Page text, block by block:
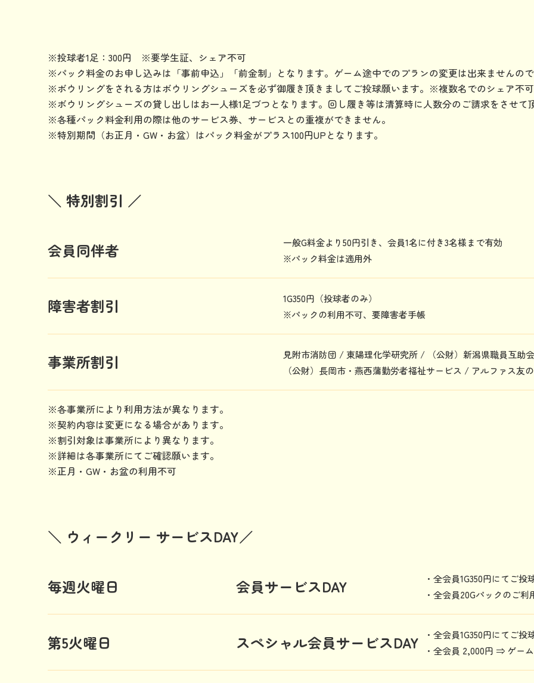
※投球者1足：300円 ※要学生証、シェア不可
※パック料金のお申し込みは「事前申込」「前金制」となります。ゲーム途中でのプランの変更は出来ませんので
※ボウリングをされる方はボウリングシューズを必ず御履き頂きましてご投球願います。※複数名でのシェア不可
※ボウリングシューズの貸し出しはお一人様1足づつとなります。回し履き等は清算時に人数分のご請求をさせて
※各種パック料金利用の際は他のサービス券、サービスとの重複ができません。
​※特別期間（お正月・GW・お盆）はパック料金がプラス100円UPとなります。
＼ 特別割引 ／
会員同伴者
一般G料金より50円引き、会員1名に付き3名様まで有効
※パック料金は適用外
障害者割引
1G350円（投球者のみ）
※パックの利用不可、要障害者手帳
事業所割引
見附市消防団 / 東陽理化学研究所 / （公財）新潟県職員互助会
（公財）長岡市・燕西蒲勤労者福祉サービス / アルファス友
※各事業所により利用方法が異なります。
※契約内容は変更になる場合があります。
※割引対象は事業所により異なります。
※詳細は各事業所にてご確認願います。
※正月・GW・お盆の利用不可
＼ ウィークリー サービスDAY／
毎週火曜日 会員サービスDAY
・全会員1G350円にてご投
・全会員20Gパックのご利
第5火曜日 スペシャル会員サービスDAY
・全会員1G350円にてご投
・全会員 2,000円 ⇒ ゲー